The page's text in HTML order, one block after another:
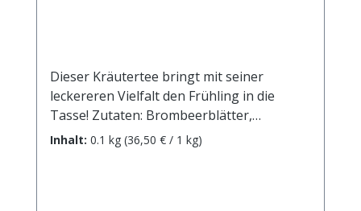
Dieser Kräutertee bringt mit seiner
leckereren Vielfalt den Frühling in die
Tasse! Zutaten: Brombeerblätter,
Himbeerblätter, Hagebuttenschalen,
Inhalt: 0.1 kg (36,50 € / 1 kg)